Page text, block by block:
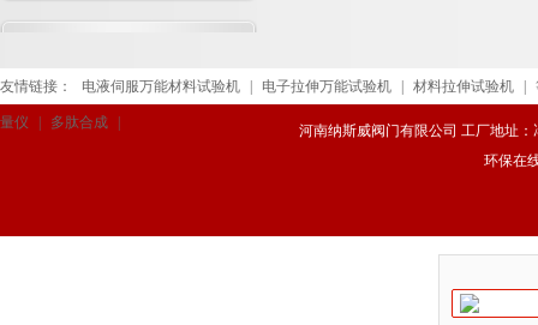
友情链接： 电液伺服万能材料试验机 电子拉伸万能试验机 材料拉伸试验机
量仪 多肽合成
河南纳斯威阀门有限公司 工厂地址：
环保在